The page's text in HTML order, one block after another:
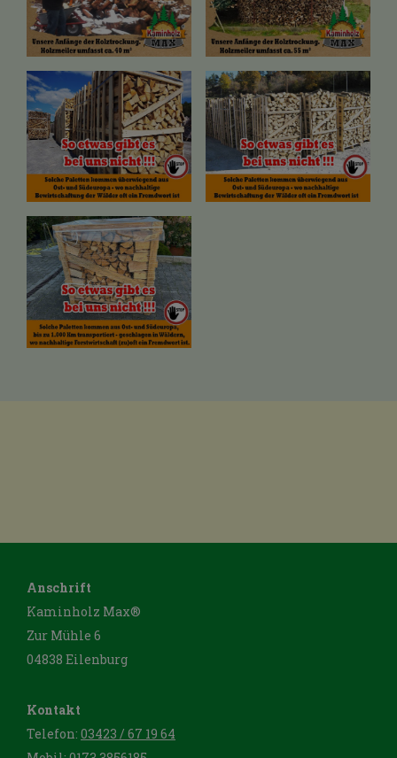
Anschrift
Kaminholz Max®
Zur Mühle 6
04838 Eilenburg
Kontakt
Telefon: 03423 / 67 19 64